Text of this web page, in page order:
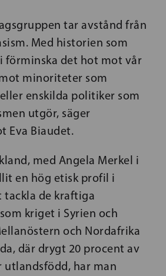
tar avstånd från
Med historien som
förminska det hot mot vår
minoriteter som
enskilda politiker som
utgör, säger
Eva Biaudet.
med Angela Merkel i
en hög etisk profil i
de kraftiga
kriget i Syrien och
och Nordafrika
där drygt 20 procent av
utlandsfödd, har man